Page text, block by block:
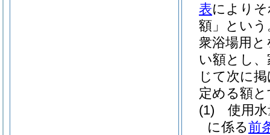
表により
額」という
衆浴場用
い額とし
じて次に
定める額
(1)
使用
に係る前